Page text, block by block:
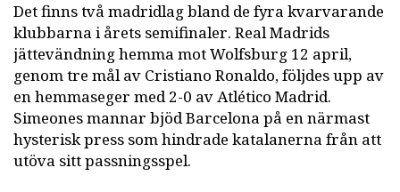
Det finns två madridlag bland de fyra kvarvarande
klubbarna i årets semifinaler. Real Madrids
jättevändning hemma mot Wolfsburg 12 april,
genom tre mål av Cristiano Ronaldo, följdes upp av
en hemmaseger med 2-0 av Atlético Madrid.
Simeones mannar bjöd Barcelona på en närmast
hysterisk press som hindrade katalanerna från att
utöva sitt passningsspel.